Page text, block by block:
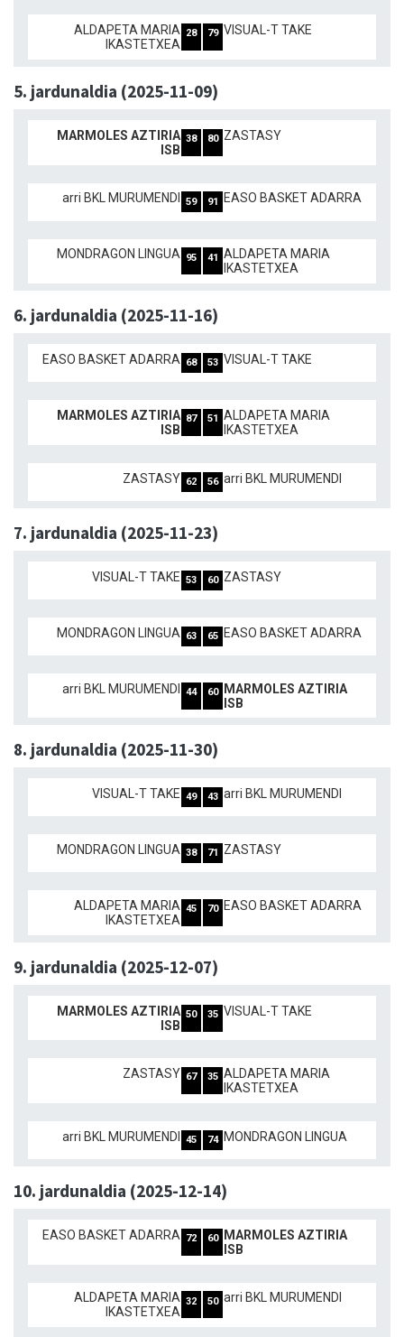
ALDAPETA MARIA
IKASTETXEA
28 79 VISUAL-T TAKE
5. jardunaldia (2025-11-09)
MARMOLES AZTIRIA
ISB
38 80 ZASTASY
arri BKL MURUMENDI 59 91 EASO BASKET ADARRA
MONDRAGON LINGUA 95 41 ALDAPETA MARIA
IKASTETXEA
6. jardunaldia (2025-11-16)
EASO BASKET ADARRA 68 53 VISUAL-T TAKE
MARMOLES AZTIRIA
ISB
87 51
ALDAPETA MARIA
IKASTETXEA
ZASTASY 62 56 arri BKL MURUMENDI
7. jardunaldia (2025-11-23)
VISUAL-T TAKE 53 60 ZASTASY
MONDRAGON LINGUA 63 65 EASO BASKET ADARRA
arri BKL MURUMENDI 44 60 MARMOLES AZTIRIA
ISB
8. jardunaldia (2025-11-30)
VISUAL-T TAKE 49 43 arri BKL MURUMENDI
MONDRAGON LINGUA 38 71 ZASTASY
ALDAPETA MARIA
IKASTETXEA
45 70 EASO BASKET ADARRA
9. jardunaldia (2025-12-07)
MARMOLES AZTIRIA
ISB
50 35 VISUAL-T TAKE
ZASTASY 67 35 ALDAPETA MARIA
IKASTETXEA
arri BKL MURUMENDI 45 74 MONDRAGON LINGUA
10. jardunaldia (2025-12-14)
EASO BASKET ADARRA 72 60
MARMOLES AZTIRIA
ISB
ALDAPETA MARIA
IKASTETXEA
32 50 arri BKL MURUMENDI